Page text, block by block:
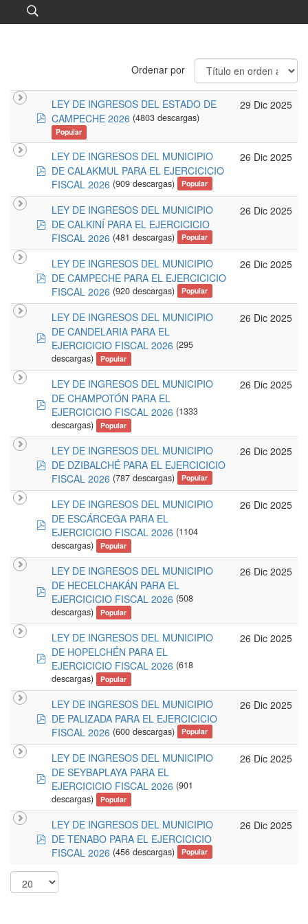
Ordenar por
pdf
LEY DE INGRESOS DEL ESTADO DE
CAMPECHE 2026 (4803 descargas)
Popular
29 Dic 2025
pdf
LEY DE INGRESOS DEL MUNICIPIO
DE CALAKMUL PARA EL EJERCICICIO
FISCAL 2026 (909 descargas) Popular
26 Dic 2025
pdf
LEY DE INGRESOS DEL MUNICIPIO
DE CALKINÍ PARA EL EJERCICICIO
FISCAL 2026 (481 descargas) Popular
26 Dic 2025
pdf
LEY DE INGRESOS DEL MUNICIPIO
DE CAMPECHE PARA EL EJERCICICIO
FISCAL 2026 (920 descargas) Popular
26 Dic 2025
pdf
LEY DE INGRESOS DEL MUNICIPIO
DE CANDELARIA PARA EL
EJERCICICIO FISCAL 2026 (295
descargas)
Popular
26 Dic 2025
pdf
LEY DE INGRESOS DEL MUNICIPIO
DE CHAMPOTÓN PARA EL
EJERCICICIO FISCAL 2026 (1333
descargas)
Popular
26 Dic 2025
pdf
LEY DE INGRESOS DEL MUNICIPIO
DE DZIBALCHÉ PARA EL EJERCICICIO
FISCAL 2026 (787 descargas) Popular
26 Dic 2025
pdf
LEY DE INGRESOS DEL MUNICIPIO
DE ESCÁRCEGA PARA EL
EJERCICICIO FISCAL 2026 (1104
descargas)
Popular
26 Dic 2025
pdf
LEY DE INGRESOS DEL MUNICIPIO
DE HECELCHAKÁN PARA EL
EJERCICICIO FISCAL 2026 (508
descargas)
Popular
26 Dic 2025
pdf
LEY DE INGRESOS DEL MUNICIPIO
DE HOPELCHÉN PARA EL
EJERCICICIO FISCAL 2026 (618
descargas)
Popular
26 Dic 2025
pdf
LEY DE INGRESOS DEL MUNICIPIO
DE PALIZADA PARA EL EJERCICICIO
FISCAL 2026 (600 descargas) Popular
26 Dic 2025
pdf
LEY DE INGRESOS DEL MUNICIPIO
DE SEYBAPLAYA PARA EL
EJERCICICIO FISCAL 2026 (901
descargas)
Popular
26 Dic 2025
pdf
LEY DE INGRESOS DEL MUNICIPIO
DE TENABO PARA EL EJERCICICIO
FISCAL 2026 (456 descargas) Popular
26 Dic 2025